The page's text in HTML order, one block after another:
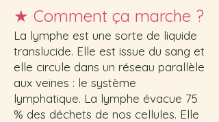
★ Comment ça marche ?
La lymphe est une sorte de liquide
translucide. Elle est issue du sang et
elle circule dans un réseau parallèle
aux veines : le système
lymphatique. La lymphe évacue 75
% des déchets de nos cellules. Elle